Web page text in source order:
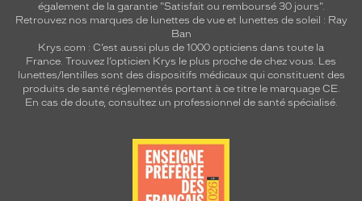
également de la garantie "Satisfait ou remboursé 30 jours".
Retrouvez nos marques de lunettes de vue et lunettes de soleil : Ray
Ban
Krys.com : C’est aussi plus de 1000 opticiens dans toute la
France. Trouvez l’opticien Krys le plus proche de chez vous. Les
lunettes/lentilles sont des dispositifs médicaux qui constituent des
produits de santé réglementés portant à ce titre le marquage CE.
En cas de doute, consultez un professionnel de santé spécialisé.